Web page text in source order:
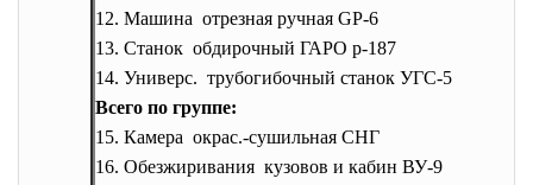
12. Машина отрезная ручная GP-6
13. Станок обдирочный ГАРО р-187
14. Универс. трубогибочный станок УГС-5
Всего по группе:
15. Камера окрас.-сушильная СНГ
16. Oбезжиривания кузовов и кабин ВУ-9